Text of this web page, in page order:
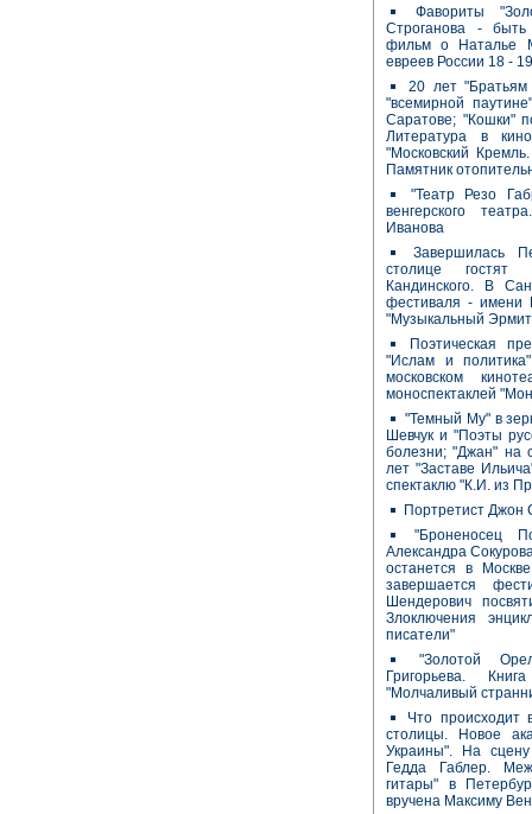
Фавориты
Строганова -
фильм о Наталье
евреев России 18 -
20 лет "Братьям
"всемирной
Саратове; "Кошки"
Литература в
"Московский
Памятник
"Театр Резо
венгерского
Иванова
Завершилась
столице гостят
Кандинского. В
фестиваля - имени
"Музыкальный
Поэтическая
"Ислам и
московском
моноспектаклей
"Темный Му" в
Шевчук и "Поэты
болезни; "Джан" на
лет "Заставе
спектаклю "К.И. из
Портретист Джон
"Броненосец
Александра
останется в
завершается
Шендерович
Злоключения
писатели"
"Золотой
Григорьева.
"Молчаливый
Что происходит
столицы. Новое
Украины". На
Гедда Габлер.
гитары" в
вручена Максиму